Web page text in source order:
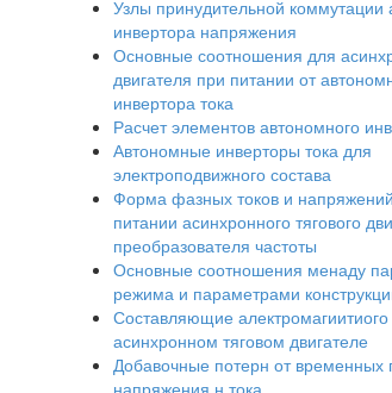
Узлы принудительной коммутации
инвертора напряжения
Основные соотношения для
двигателя при питании от
инвертора тока
Расчет элементов автономного
Автономные инверторы тока для
электроподвижного состава
Форма фазных токов и
питании асинхронного тягового
преобразователя частоты
Основные соотношения менаду
режима и параметрами
Составляющие
асинхронном тяговом двигателе
Добавочные потерн от временных
напряжения н тока